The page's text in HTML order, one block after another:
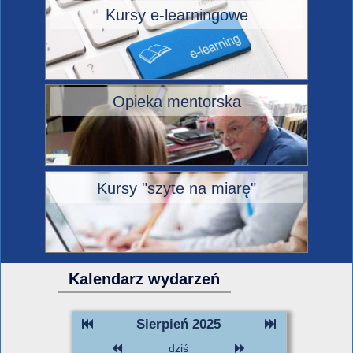
Kursy e-learningowe
Opieka mentorska
Kursy "szyte na miarę"
Kalendarz wydarzeń
Sierpień 2025
dziś